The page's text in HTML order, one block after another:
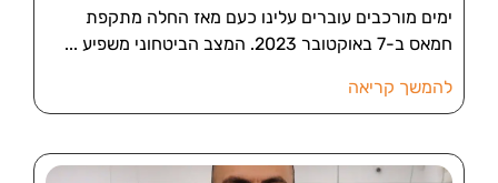
ימים מורכבים עוברים עלינו כעם מאז החלה מתקפת
חמאס ב-7 באוקטובר 2023. המצב הביטחוני משפיע
להמשך קריאה